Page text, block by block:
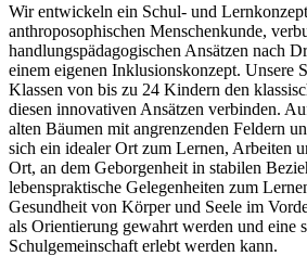
Wir entwickeln ein Schul- und
anthroposophischen Menschenkunde,
handlungspädagogischen Ansätzen nach
einem eigenen Inklusionskonzept. Unsere
Klassen von bis zu 24 Kindern den
diesen innovativen Ansätzen verbinden.
alten Bäumen mit angrenzenden Feldern
sich ein idealer Ort zum Lernen, Arbeiten
Ort, an dem Geborgenheit in stabilen
lebenspraktische Gelegenheiten zum
Gesundheit von Körper und Seele im
als Orientierung gewahrt werden und eine
Schulgemeinschaft erlebt werden kann.